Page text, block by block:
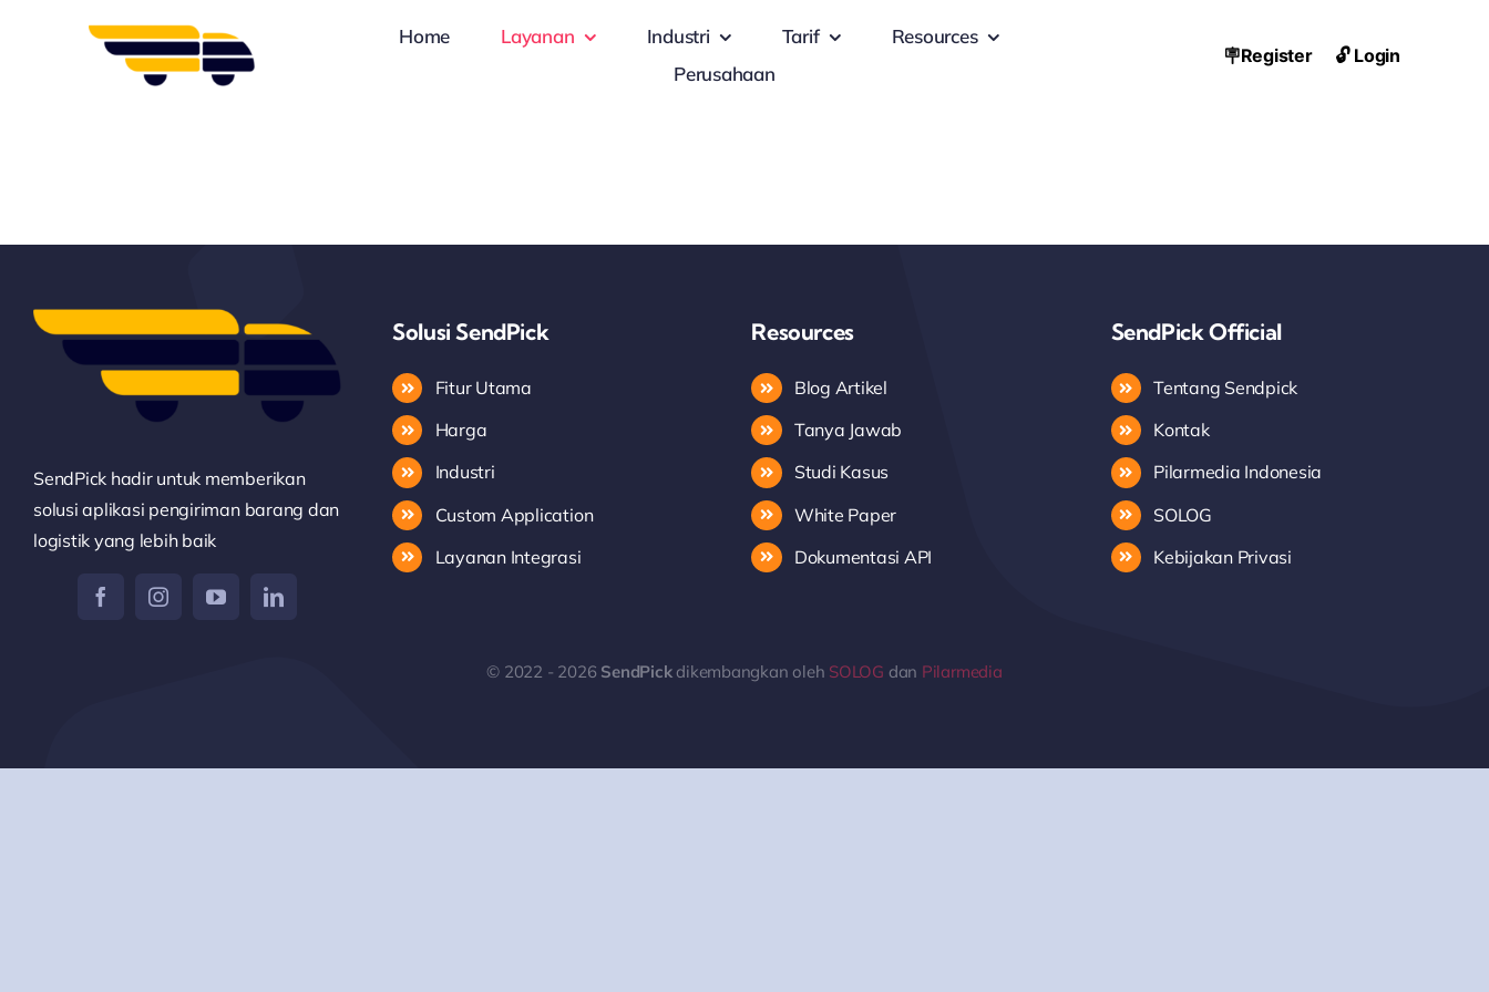
Home Layanan Industri Tarif
Resources
Perusahaan
🪧Register 🔓 Login
SendPick hadir untuk memberikan
solusi aplikasi pengiriman barang dan
logistik yang lebih baik
Solusi SendPick
Fitur Utama
Harga
Industri
Custom Application
Layanan Integrasi
Resources
Blog Artikel
Tanya Jawab
Studi Kasus
White Paper
Dokumentasi API
SendPick Official
Tentang Sendpick
Kontak
Pilarmedia Indonesia
SOLOG
Kebijakan Privasi
© 2022 - 2026 SendPickdikembangkan oleh SOLOG dan Pilarmedia